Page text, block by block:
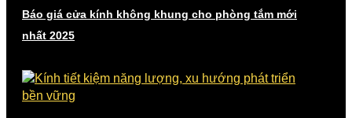
Báo giá cửa kính không khung cho phòng tắm mới
nhất 2025